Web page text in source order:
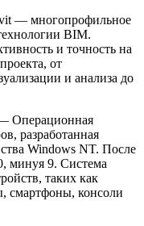
— многопрофильное
BIM.
и точность на
от
и анализа до
Операционная
разработанная
Windows NT. После
минуя 9. Система
таких как
смартфоны, консоли